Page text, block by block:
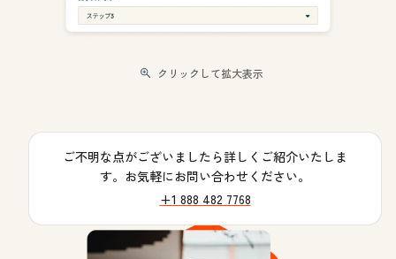
クリックして拡大表示
ご不明な点がございましたら詳しくご紹介いたしま
す。お気軽にお問い合わせください。
+1 888 482 7768